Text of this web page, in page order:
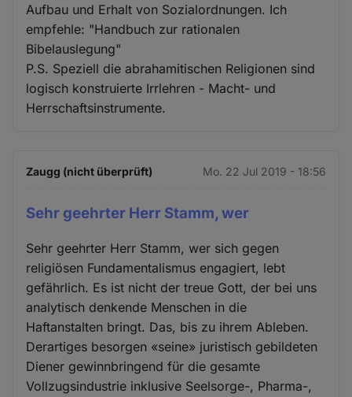
Aufbau und Erhalt von Sozialordnungen. Ich
empfehle: "Handbuch zur rationalen
Bibelauslegung"
P.S. Speziell die abrahamitischen Religionen sind
logisch konstruierte Irrlehren - Macht- und
Herrschaftsinstrumente.
Zaugg (nicht überprüft) Mo. 22 Jul 2019 - 18:56
Sehr geehrter Herr Stamm, wer
Sehr geehrter Herr Stamm, wer sich gegen
religiösen Fundamentalismus engagiert, lebt
gefährlich. Es ist nicht der treue Gott, der bei uns
analytisch denkende Menschen in die
Haftanstalten bringt. Das, bis zu ihrem Ableben.
Derartiges besorgen «seine» juristisch gebildeten
Diener gewinnbringend für die gesamte
Vollzugsindustrie inklusive Seelsorge-, Pharma-,